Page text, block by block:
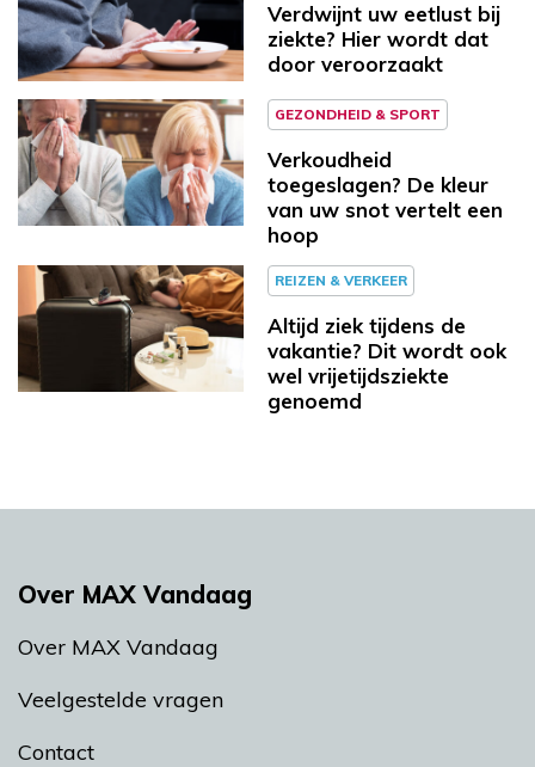
Verdwijnt uw eetlust bij
ziekte? Hier wordt dat
door veroorzaakt
GEZONDHEID & SPORT
Verkoudheid
toegeslagen? De kleur
van uw snot vertelt een
hoop
REIZEN & VERKEER
Altijd ziek tijdens de
vakantie? Dit wordt ook
wel vrijetijdsziekte
genoemd
Over MAX Vandaag
Over MAX Vandaag
Veelgestelde vragen
Contact